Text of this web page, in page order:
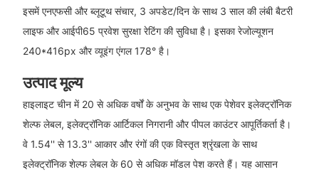
इसमें एनएफसी और ब्लूटूथ संचार, 3 अपडेट/दिन के साथ 3 साल की लंबी बैटरी
लाइफ और आईपी65 प्रवेश सुरक्षा रेटिंग की सुविधा है। इसका रेजोल्यूशन
240*416px और व्यूइंग एंगल 178° है।
उत्पाद मूल्य
हाइलाइट चीन में 20 से अधिक वर्षों के अनुभव के साथ एक पेशेवर इलेक्ट्रॉनिक
शेल्फ लेबल, इलेक्ट्रॉनिक आर्टिकल निगरानी और पीपल काउंटर आपूर्तिकर्ता है।
वे 1.54'' से 13.3'' आकार और रंगों की एक विस्तृत श्रृंखला के साथ
इलेक्ट्रॉनिक शेल्फ लेबल के 60 से अधिक मॉडल पेश करते हैं। यह आसान